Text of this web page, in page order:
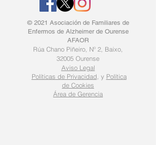
© 2021 Asociación de Familiares de
Enfermos de Alzheimer de Ourense
AFAOR
Rúa Chano Piñeiro, Nº 2, Baixo,
32005 Ourense
Aviso Legal
Políticas de Privacidad , y Política
de Cookies
Área de Gerencia